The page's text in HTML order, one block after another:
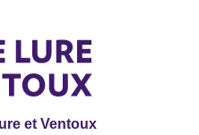
et Ventoux